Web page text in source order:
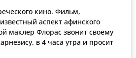
кино. Фильм,
аспект афинского
маклер Флорас звонит своему
в 4 часа утра и просит